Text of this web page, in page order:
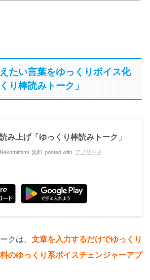
たい言葉をゆっくりボイス化
り棒読みトーク」
読み上げ「ゆっくり棒読みトーク」
Nekomimimi 無料 posted with アプリーチ
クは、 文章を入力するだけでゆっくり
のゆっくり系ボイスチェンジャーアプ